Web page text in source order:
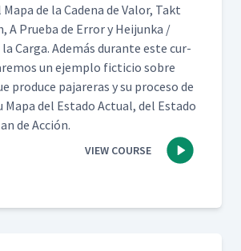
de la Cade­na de Val­or, Takt
A Prue­ba de Error y Hei­jun­ka /
Car­ga. Además durante este cur­
un ejem­p­lo fic­ti­cio sobre
pro­duce pajar­eras y su pro­ce­so de
Mapa del Esta­do Actu­al, del Esta­do
de Acción.
VIEW COURSE